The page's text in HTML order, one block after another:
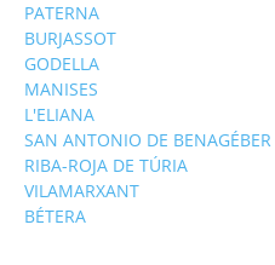
PATERNA
BURJASSOT
GODELLA
MANISES
L'ELIANA
SAN ANTONIO DE BENAGÉBER
RIBA-ROJA DE TÚRIA
VILAMARXANT
BÉTERA